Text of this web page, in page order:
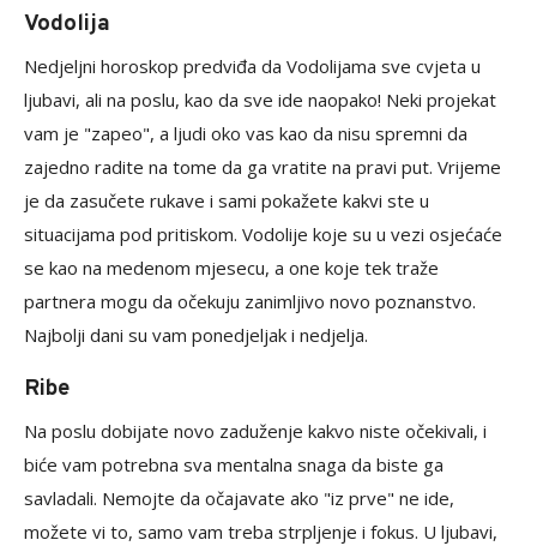
Vodolija
Nedjeljni horoskop predviđa da Vodolijama sve cvjeta u
ljubavi, ali na poslu, kao da sve ide naopako! Neki projekat
vam je "zapeo", a ljudi oko vas kao da nisu spremni da
zajedno radite na tome da ga vratite na pravi put. Vrijeme
je da zasučete rukave i sami pokažete kakvi ste u
situacijama pod pritiskom. Vodolije koje su u vezi osjećaće
se kao na medenom mjesecu, a one koje tek traže
partnera mogu da očekuju zanimljivo novo poznanstvo.
Najbolji dani su vam ponedjeljak i nedjelja.
Ribe
Na poslu dobijate novo zaduženje kakvo niste očekivali, i
biće vam potrebna sva mentalna snaga da biste ga
savladali. Nemojte da očajavate ako "iz prve" ne ide,
možete vi to, samo vam treba strpljenje i fokus. U ljubavi,